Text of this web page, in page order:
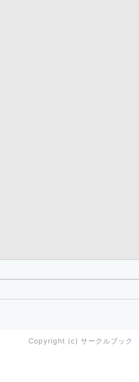
月曜日に開催） 土曜日は月に
Copyright (c) サークルブック